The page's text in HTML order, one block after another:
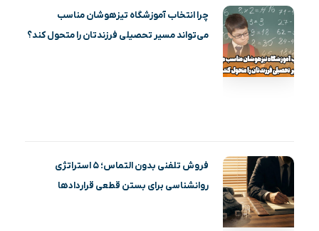
چرا انتخاب آموزشگاه تیزهوشان مناسب
می‌تواند مسیر تحصیلی فرزندتان را متحول کند؟
فروش تلفنی بدون التماس؛ ۵ استراتژی
روانشناسی برای بستن قطعی قراردادها